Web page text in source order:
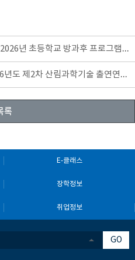
년 초등학교 방과후 프로그램
도 제2차 산림과학기술 출연연구
록
E-클래스
장학정보
취업정보
GO